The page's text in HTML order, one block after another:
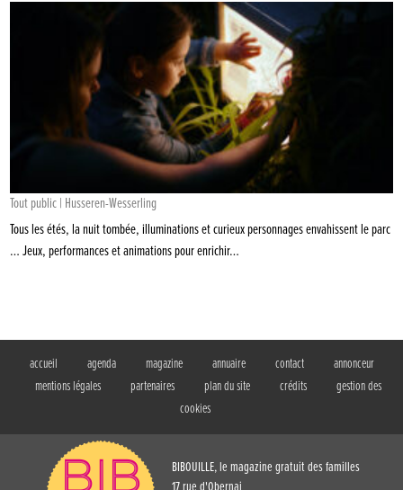
Tout public | Husseren-Wesserling
Tous les étés, la nuit tombée, illuminations et curieux personnages envahissent le parc
… Jeux, performances et animations pour enrichir…
accueil agenda magazine annuaire contact
annonceur
mentions légales
partenaires plan du site crédits
gestion des
cookies
BIBOUILLE, le magazine gratuit des familles